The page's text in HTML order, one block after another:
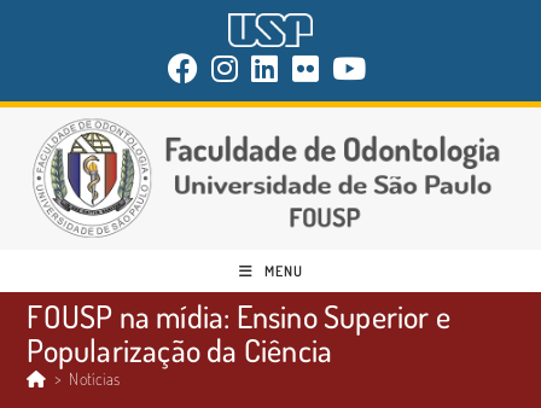
MENU
FOUSP na mídia: Ensino Superior e
Popularização da Ciência
> Notícias